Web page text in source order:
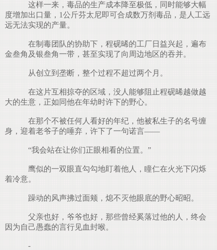
这样一来，毒品的生产成本降至极低，同时能够大幅
度增加出口量，1公斤芬太尼即可合成数万剂毒品，是人工远
远无法实现的产量。
在制毒团队的协助下，程砚晞的工厂日益兴起，遍布
金叁角及银叁角一带，甚至实现了向周边地区的吞并。
从创立到垄断，整个过程不超过两个月。
在这片互相掠夺的区域，没人能够阻止程砚晞越做越
大的生意，正如同他在年幼时许下的野心。
在那个不被任何人看好的年纪，他被私生子的名号缠
身，迎着老爷子的唾弃，许下了一句诺言——
“我会站在让你们正眼相看的位置。”
鹰似的一双眼直勾勾地盯着他人，瞳仁在火光下闪烁
着冷意。
躁动的风声拂过面颊，熄不灭他眼底的野心昭昭。
父亲也好，爷爷也好，那些曾经奚落过他的人，终会
因为自己愚蠢的言行见血封喉。
-